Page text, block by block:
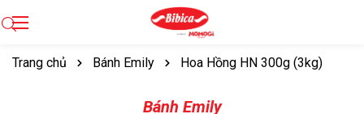
Trang chủ Bánh Emily Hoa Hồng HN 300g (3kg)
Bánh Emily